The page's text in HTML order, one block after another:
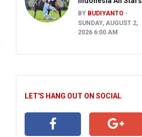
BY BUDIYANTO
SUNDAY, AUGUST 2,
2026 6:00 AM
LET'S HANG OUT ON SOCIAL